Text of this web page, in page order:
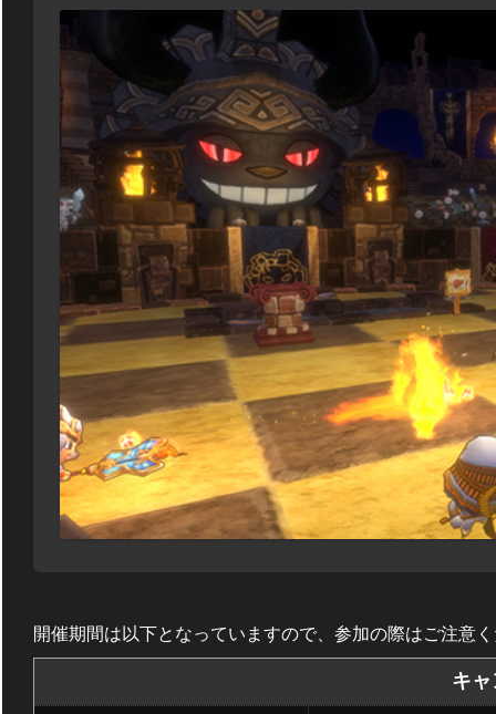
開催期間は以下となっていますので、参加の際はご注意
キ